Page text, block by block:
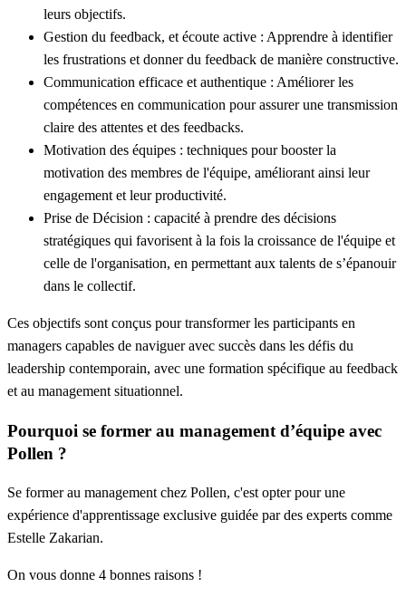
leurs objectifs.
Gestion du feedback, et écoute active : Apprendre à identifier
les frustrations et donner du feedback de manière constructive.
Communication efficace et authentique : Améliorer les
compétences en communication pour assurer une transmission
claire des attentes et des feedbacks.
Motivation des équipes : techniques pour booster la
motivation des membres de l'équipe, améliorant ainsi leur
engagement et leur productivité.
Prise de Décision : capacité à prendre des décisions
stratégiques qui favorisent à la fois la croissance de l'équipe et
celle de l'organisation, en permettant aux talents de s’épanouir
dans le collectif.
Ces objectifs sont conçus pour transformer les participants en
managers capables de naviguer avec succès dans les défis du
leadership contemporain, avec une formation spécifique au feedback
et au management situationnel.
Pourquoi se former au management d’équipe avec
Pollen ?
Se former au management chez Pollen, c'est opter pour une
expérience d'apprentissage exclusive guidée par des experts comme
Estelle Zakarian.
On vous donne 4 bonnes raisons !